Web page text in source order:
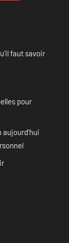
faut savoir
pour